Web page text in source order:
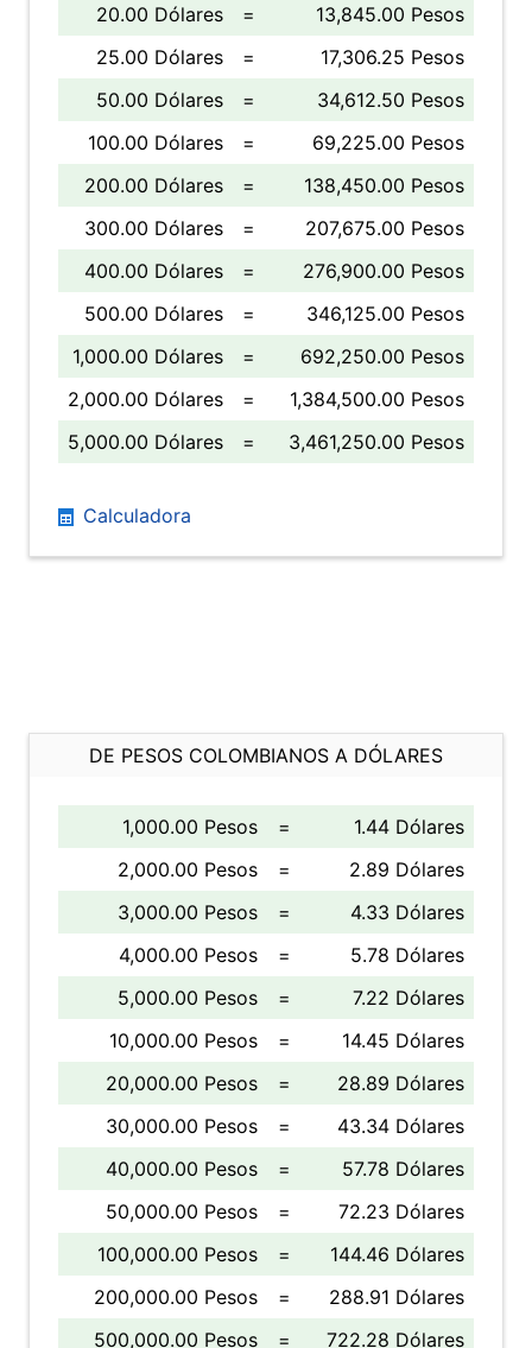
20.00 Dólares
=
13,845.00 Pesos
25.00 Dólares
=
17,306.25 Pesos
50.00 Dólares
=
34,612.50 Pesos
100.00 Dólares
=
69,225.00 Pesos
200.00 Dólares
=
138,450.00 Pesos
300.00 Dólares
=
207,675.00 Pesos
400.00 Dólares
=
276,900.00 Pesos
500.00 Dólares
=
346,125.00 Pesos
1,000.00 Dólares
=
692,250.00 Pesos
2,000.00 Dólares
=
1,384,500.00 Pesos
5,000.00 Dólares
= 3,461,250.00 Pesos
Calculadora
DE PESOS COLOMBIANOS A DÓLARES
1,000.00 Pesos =
1.44 Dólares
2,000.00 Pesos
=
2.89 Dólares
3,000.00 Pesos
=
4.33 Dólares
4,000.00 Pesos
=
5.78 Dólares
5,000.00 Pesos
=
7.22 Dólares
10,000.00 Pesos
=
14.45 Dólares
20,000.00 Pesos
=
28.89 Dólares
30,000.00 Pesos
=
43.34 Dólares
40,000.00 Pesos
=
57.78 Dólares
50,000.00 Pesos
=
72.23 Dólares
100,000.00 Pesos
=
144.46 Dólares
200,000.00 Pesos
=
288.91 Dólares
500,000.00 Pesos
= 722.28 Dólares